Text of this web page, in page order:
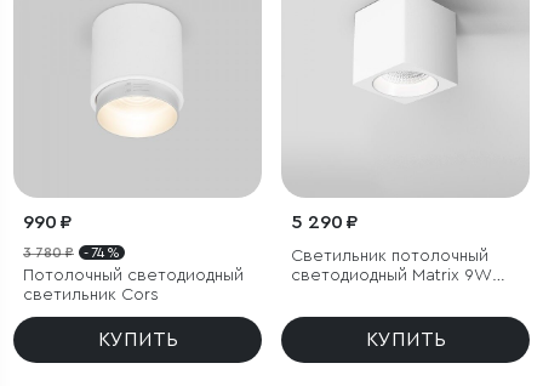
990 ₽
3 780 ₽ - 74 %
Потолочный светодиодный
светильник Cors
КУПИТЬ
5 290 ₽
Светильник потолочный
светодиодный Matrix 9W
КУПИТЬ